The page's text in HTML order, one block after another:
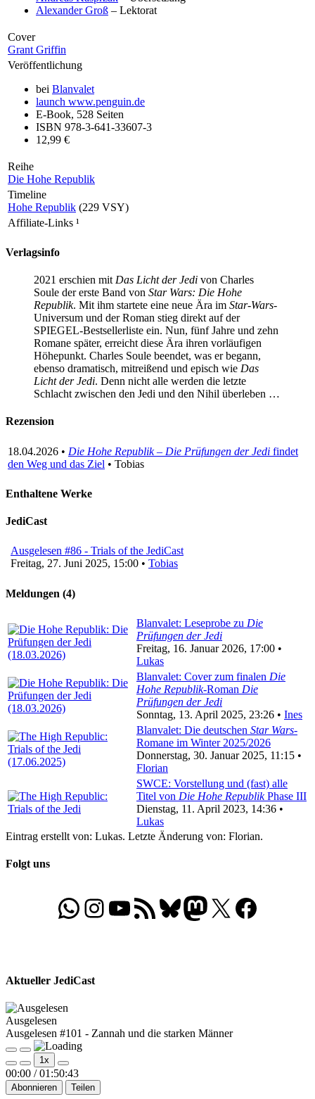
Alexander Groß – Lektorat
Cover
Grant Griffin
Veröffentlichung
bei Blanvalet
launch www.penguin.de
E-Book, 528 Seiten
ISBN 978-3-641-33607-3
12,99 €
Reihe
Die Hohe Republik
Timeline
Hohe Republik (229 VSY)
Affiliate-Links ¹
Verlagsinfo
2021 erschien mit Das Licht der Jedi von Charles
Soule der erste Band von Star Wars: Die Hohe
Republik. Mit ihm startete eine neue Ära im Star-Wars-
Universum und der Roman stieg direkt auf der
SPIEGEL-Bestsellerliste ein. Nun, fünf Jahre und zehn
Romane später, erreicht diese Ära ihren vorläufigen
Höhepunkt. Charles Soule beendet, was er begann,
ebenso dramatisch, mitreißend und episch wie Das
Licht der Jedi. Denn nicht alle werden die letzte
Schlacht zwischen den Jedi und den Nihil überleben …
Rezension
18.04.2026 • Die Hohe Republik – Die Prüfungen der Jedi findet
den Weg und das Ziel • Tobias
Enthaltene Werke
JediCast
Ausgelesen #86 - Trials of the JediCast
Freitag, 27. Juni 2025, 15:00 • Tobias
Meldungen (4)
Blanvalet: Leseprobe zu Die
Prüfungen der Jedi
Freitag, 16. Januar 2026, 17:00 •
Lukas
Blanvalet: Cover zum finalen Die
Hohe Republik-Roman Die
Prüfungen der Jedi
Sonntag, 13. April 2025, 23:26 • Ines
Blanvalet: Die deutschen Star Wars-
Romane im Winter 2025/2026
Donnerstag, 30. Januar 2025, 11:15 •
Florian
SWCE: Vorstellung und (fast) alle
Titel von Die Hohe RepublikPhase III
Dienstag, 11. April 2023, 14:36 •
Lukas
Eintrag erstellt von: Lukas. Letzte Änderung von: Florian.
Folgt uns
WhatsApp
Folgt uns auf Instagram
Besucht unseren YouTube-Kanal
RSS-FeedBluesky
Folgt uns auf Mastodon
X Folgt uns auf
Aktueller JediCast
Ausgelesen
Ausgelesen #101 - Zannah und die starken Männer
Play
Episode
Pause
Episode
1x
00:00 / 01:50:43
Abonnieren Teilen